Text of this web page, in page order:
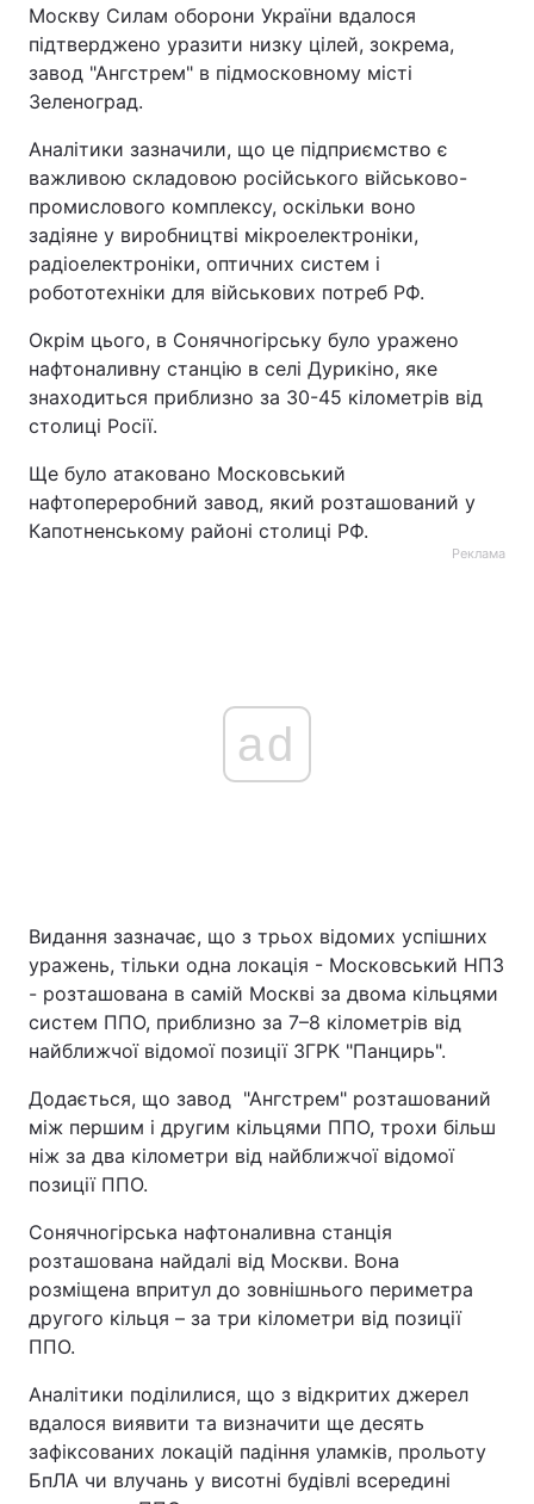
Москву Силам оборони України вдалося
підтверджено уразити низку цілей, зокрема,
завод "Ангстрем" в підмосковному місті
Зеленоград.
Аналітики зазначили, що це підприємство є
важливою складовою російського військово-
промислового комплексу, оскільки воно
задіяне у виробництві мікроелектроніки,
радіоелектроніки, оптичних систем і
робототехніки для військових потреб РФ.
Окрім цього, в Сонячногірську було уражено
нафтоналивну станцію в селі Дурикіно, яке
знаходиться приблизно за 30-45 кілометрів від
столиці Росії.
Ще було атаковано Московський
нафтопереробний завод, який розташований у
Капотненському районі столиці РФ.
Реклама
ad
Видання зазначає, що з трьох відомих успішних
уражень, тільки одна локація - Московський НПЗ
- розташована в самій Москві за двома кільцями
систем ППО, приблизно за 7–8 кілометрів від
найближчої відомої позиції ЗГРК "Панцирь".
Додається, що завод "Ангстрем" розташований
між першим і другим кільцями ППО, трохи більш
ніж за два кілометри від найближчої відомої
позиції ППО.
Сонячногірська нафтоналивна станція
розташована найдалі від Москви. Вона
розміщена впритул до зовнішнього периметра
другого кільця – за три кілометри від позиції
ППО.
Аналітики поділилися, що з відкритих джерел
вдалося виявити та визначити ще десять
зафіксованих локацій падіння уламків, прольоту
БпЛА чи влучань у висотні будівлі всередині